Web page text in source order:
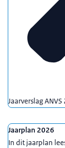
Jaarverslag
Jaarplan 2026
In dit jaarplan